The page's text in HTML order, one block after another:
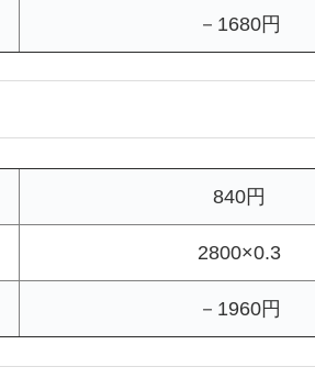
－1680円
840円
2800×0.3
－1960円